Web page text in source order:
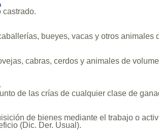
castrado.
bueyes, vacas y otros animales
cabras, cerdos y animales de
de las crías de cualquier clase de
de bienes mediante el trabajo o
(Dic. Der. Usual).